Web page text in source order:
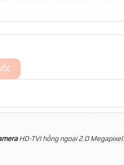
HD-TVI hồng ngoại 2.0 Megapixel.